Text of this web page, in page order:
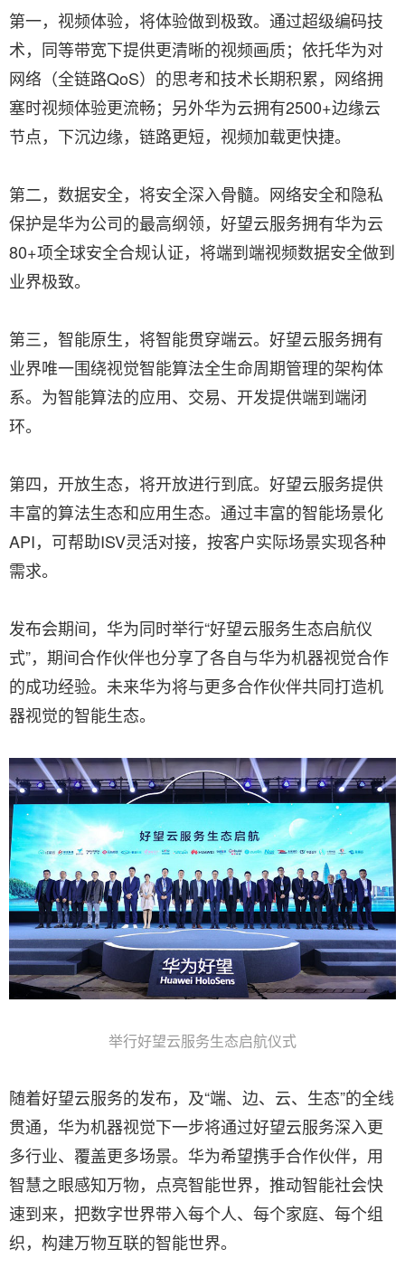
第一，视频体验，将体验做到极致。通过超级编码技
术，同等带宽下提供更清晰的视频画质；依托华为对
网络（全链路QoS）的思考和技术长期积累，网络拥
塞时视频体验更流畅；另外华为云拥有2500+边缘云
节点，下沉边缘，链路更短，视频加载更快捷。
第二，数据安全，将安全深入骨髓。网络安全和隐私
保护是华为公司的最高纲领，好望云服务拥有华为云
80+项全球安全合规认证，将端到端视频数据安全做到
业界极致。
第三，智能原生，将智能贯穿端云。好望云服务拥有
业界唯一围绕视觉智能算法全生命周期管理的架构体
系。为智能算法的应用、交易、开发提供端到端闭
环。
第四，开放生态，将开放进行到底。好望云服务提供
丰富的算法生态和应用生态。通过丰富的智能场景化
API，可帮助ISV灵活对接，按客户实际场景实现各种
需求。
发布会期间，华为同时举行“好望云服务生态启航仪
式”，期间合作伙伴也分享了各自与华为机器视觉合作
的成功经验。未来华为将与更多合作伙伴共同打造机
器视觉的智能生态。
举行好望云服务生态启航仪式
随着好望云服务的发布，及“端、边、云、生态”的全线
贯通，华为机器视觉下一步将通过好望云服务深入更
多行业、覆盖更多场景。华为希望携手合作伙伴，用
智慧之眼感知万物，点亮智能世界，推动智能社会快
速到来，把数字世界带入每个人、每个家庭、每个组
织，构建万物互联的智能世界。